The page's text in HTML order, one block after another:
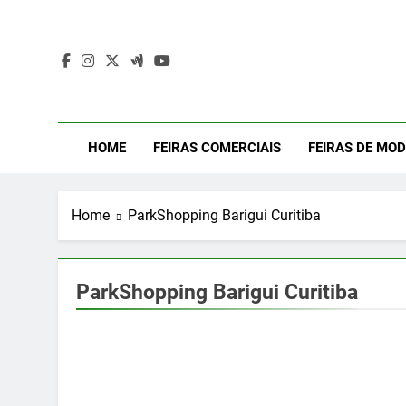
HOME FEIRAS COMERCIAIS FEIRAS DE
Home ParkShopping Barigui Curitiba
ParkShopping Barigui Curitiba